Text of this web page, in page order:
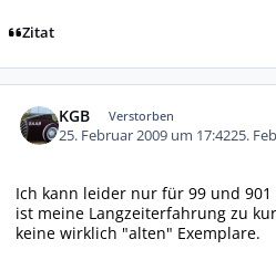
Zitat
KGB Verstorben
25. Februar 2009 um 17:4225.
Ich kann leider nur für 99 und
ist meine Langzeiterfahrung zu
keine wirklich "alten" Exemplare.